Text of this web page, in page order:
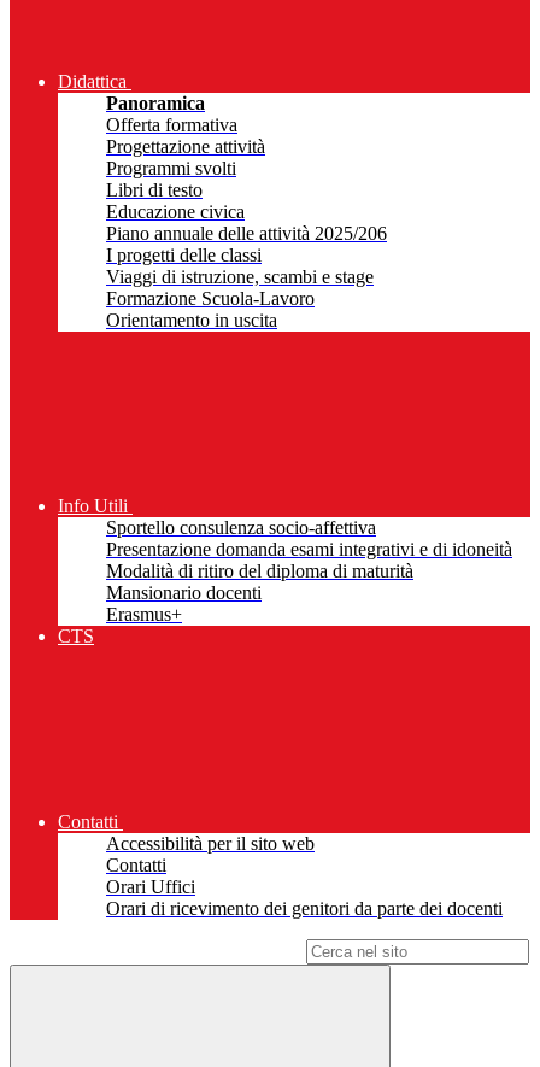
Didattica
Panoramica
Offerta formativa
Progettazione attività
Programmi svolti
Libri di testo
Educazione civica
Piano annuale delle attività 2025/206
I progetti delle classi
Viaggi di istruzione, scambi e stage
Formazione Scuola-Lavoro
Orientamento in uscita
Info Utili
Sportello consulenza socio-affettiva
Presentazione domanda esami integrativi e di idoneità
Modalità di ritiro del diploma di maturità
Mansionario docenti
Erasmus+
CTS
Contatti
Accessibilità per il sito web
Contatti
Orari Uffici
Orari di ricevimento dei genitori da parte dei docenti